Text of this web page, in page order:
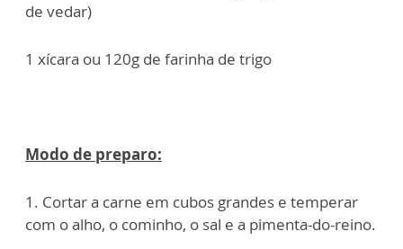
de vedar)
1 xícara ou 120g de farinha de trigo
Modo de preparo:
1. Cortar a carne em cubos grandes e temperar
com o alho, o cominho, o sal e a pimenta-do-reino.